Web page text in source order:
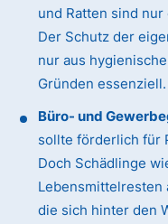
und Ratten sind
Der Schutz der
nur aus
Gründen essenziell.
Büro- und
sollte förderlich für
Doch Schädlinge
Lebensmittelresten
die sich hinter den